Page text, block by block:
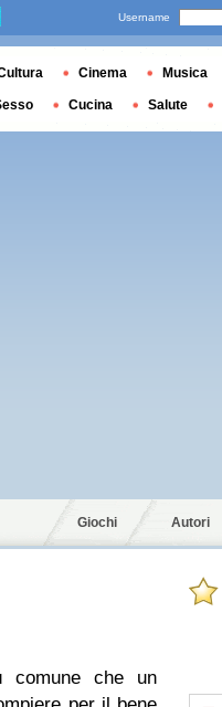
Giochi Autori
comune che un
Username
Cinema Musica
Cucina Salute